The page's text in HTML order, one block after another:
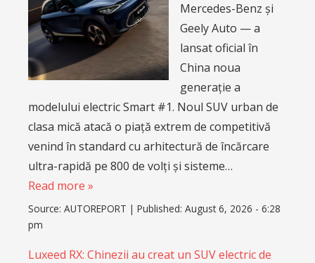
Mercedes-Benz și
Geely Auto — a
lansat oficial în
China noua
generație a
modelului electric Smart #1. Noul SUV urban de
clasa mică atacă o piață extrem de competitivă
venind în standard cu arhitectură de încărcare
ultra-rapidă pe 800 de volți și sisteme…
Read more »
Source: AUTOREPORT | Published: August 6, 2026 - 6:28
pm
Luxeed RX: Chinezii au creat un SUV electric de